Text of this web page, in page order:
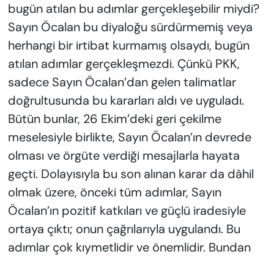
bugün atılan bu adımlar gerçekleşebilir miydi?
Sayın Öcalan bu diyaloğu sürdürmemiş veya
herhangi bir irtibat kurmamış olsaydı, bugün
atılan adımlar gerçekleşmezdi. Çünkü PKK,
sadece Sayın Öcalan’dan gelen talimatlar
doğrultusunda bu kararları aldı ve uyguladı.
Bütün bunlar, 26 Ekim’deki geri çekilme
meselesiyle birlikte, Sayın Öcalan’ın devrede
olması ve örgüte verdiği mesajlarla hayata
geçti. Dolayısıyla bu son alınan karar da dâhil
olmak üzere, önceki tüm adımlar, Sayın
Öcalan’ın pozitif katkıları ve güçlü iradesiyle
ortaya çıktı; onun çağrılarıyla uygulandı. Bu
adımlar çok kıymetlidir ve önemlidir. Bundan